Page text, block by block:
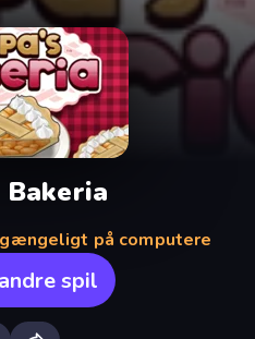
Bakeria
på computere
spil